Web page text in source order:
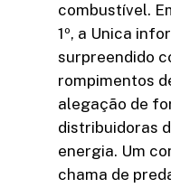
combustível.
1º, a Unica
surpreendido
rompimentos
alegação de
distribuidoras
energia. Um
chama de